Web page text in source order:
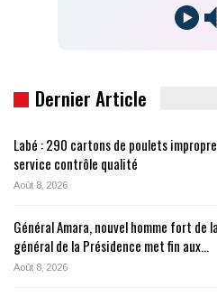
Dernier Article
Labé : 290 cartons de poulets
service contrôle qualité
Août 8, 2026
Général Amara, nouvel homme fort
général de la Présidence met fin aux…
Août 8, 2026